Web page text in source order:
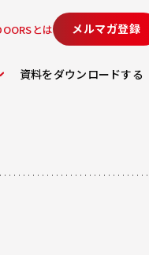
とは メルマガ登録
資料をダウンロードする